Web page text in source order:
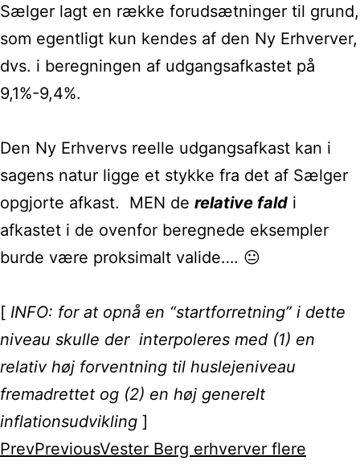
Sælger lagt en række forudsætninger til grund,
som egentligt kun kendes af den Ny Erhverver,
dvs. i beregningen af udgangsafkastet på
9,1%-9,4%.
Den Ny Erhvervs reelle udgangsafkast kan i
sagens natur ligge et stykke fra det af Sælger
opgjorte afkast. MEN de relative fald i
afkastet i de ovenfor beregnede eksempler
burde være proksimalt valide…. 😐
[ INFO: for at opnå en “startforretning” i dette
niveau skulle der interpoleres med (1) en
relativ høj forventning til huslejeniveau
fremadrettet og (2) en høj generelt
inflationsudvikling ]
PrevPreviousVester Berg erhverver flere